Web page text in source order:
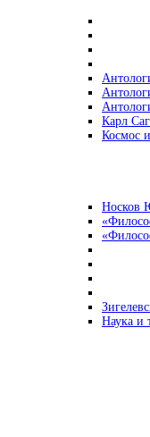
Карл
Космос
Носков
Наука и